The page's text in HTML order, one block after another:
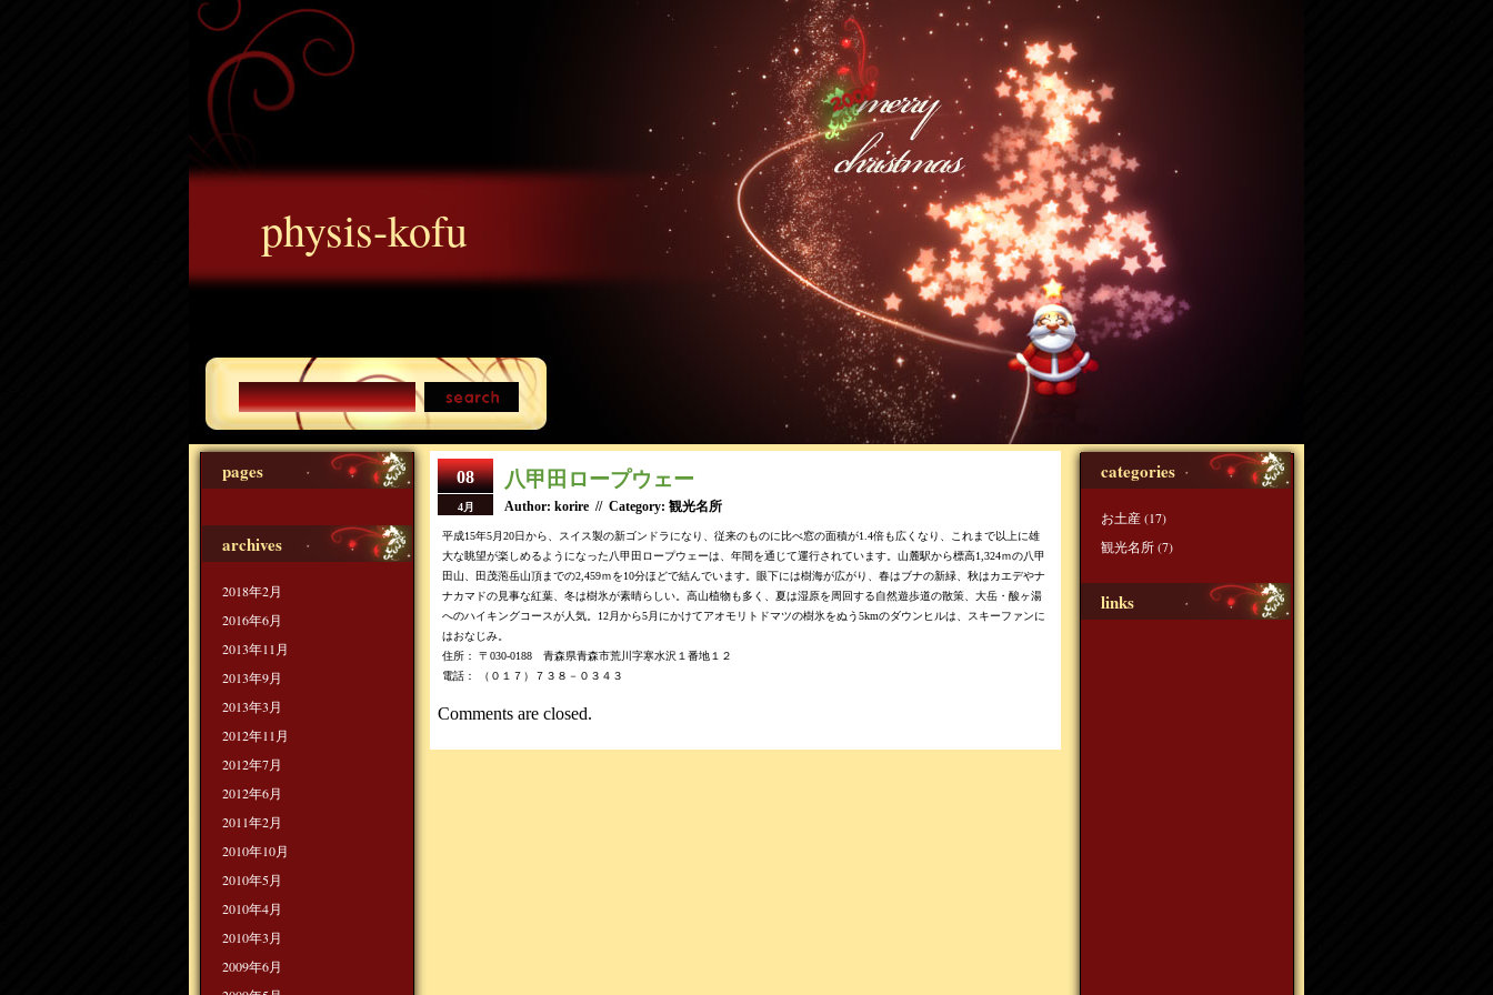
physis-kofu
pages
archives
2018年2月
2016年6月
2013年11月
2013年9月
2013年3月
2012年11月
2012年7月
2012年6月
2011年2月
2010年10月
2010年5月
2010年4月
2010年3月
2009年6月
08
4月
八甲田ロープウェー
Author: korire // Category: 観光名所
平成15年5月20日から、スイス製の新ゴンドラになり、従来のものに比べ窓の面積が1.4倍も広くなり、これまで以上に雄
大な眺望が楽しめるようになった八甲田ロープウェーは、年間を通じて運行されています。山麓駅から標高1,324ｍの八甲
田山、田茂萢岳山頂までの2,459ｍを10分ほどで結んでいます。眼下には樹海が広がり、春はブナの新緑、秋はカエデやナ
ナカマドの見事な紅葉、冬は樹氷が素晴らしい。高山植物も多く、夏は湿原を周回する自然遊歩道の散策、大岳・酸ヶ湯
へのハイキングコースが人気。12月から5月にかけてアオモリトドマツの樹氷をぬう5kmのダウンヒルは、スキーファンに
はおなじみ。
住所： 〒030-0188 青森県青森市荒川字寒水沢１番地１２
電話： （０１７）７３８－０３４３
Comments are closed.
categories
お土産(17)
観光名所(7)
links